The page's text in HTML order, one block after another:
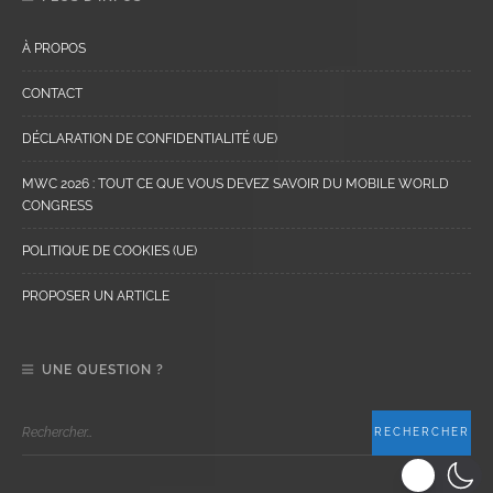
À PROPOS
CONTACT
DÉCLARATION DE CONFIDENTIALITÉ (UE)
MWC 2026 : TOUT CE QUE VOUS DEVEZ SAVOIR DU MOBILE WORLD
CONGRESS
POLITIQUE DE COOKIES (UE)
PROPOSER UN ARTICLE
UNE QUESTION ?